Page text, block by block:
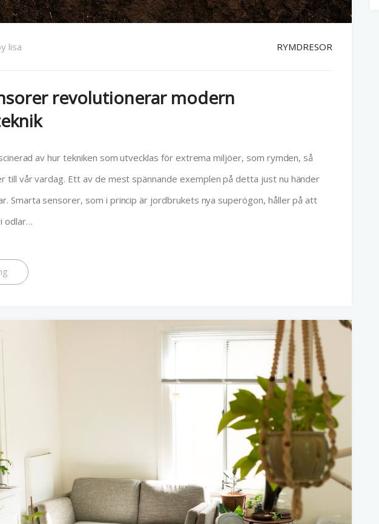
lisa RYMDRESOR
revolutionerar modern
av hur tekniken som utvecklas för extrema miljöer, som rymden, så
till vår vardag. Ett av de mest spännande exemplen på detta just nu händer
Smarta sensorer, som i princip är jordbrukets nya superögon, håller på att
odlar…